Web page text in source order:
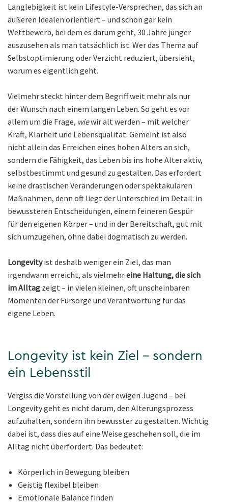
Langlebigkeit ist kein Lifestyle-Versprechen, das sich an
äußeren Idealen orientiert – und schon gar kein
Wettbewerb, bei dem es darum geht, 30 Jahre jünger
auszusehen als man tatsächlich ist. Wer das Thema auf
Selbstoptimierung oder Verzicht reduziert, übersieht,
worum es eigentlich geht.
Vielmehr steckt hinter dem Begriff weit mehr als nur
der Wunsch nach einem langen Leben. So geht es vor
allem um die Frage, wiewir alt werden – mit welcher
Kraft, Klarheit und Lebensqualität. Gemeint ist also
nicht allein das Erreichen eines hohen Alters an sich,
sondern die Fähigkeit, das Leben bis ins hohe Alter aktiv,
selbstbestimmt und gesund zu gestalten. Das erfordert
keine drastischen Veränderungen oder spektakulären
Maßnahmen, denn oft liegt der Unterschied im Detail: in
bewussteren Entscheidungen, einem feineren Gespür
für den eigenen Körper – und in der Bereitschaft, gut mit
sich umzugehen, ohne dabei dogmatisch zu werden.
Longevityist deshalb weniger ein Ziel, das man
irgendwann erreicht, als vielmehreine Haltung, die sich
im Alltag zeigt – in vielen kleinen, oft unscheinbaren
Momenten der Fürsorge und Verantwortung für das
eigene Leben.
Longevity ist kein Ziel – sondern
ein Lebensstil
Vergiss die Vorstellung von der ewigen Jugend – bei
Longevity geht es nicht darum, den Alterungsprozess
aufzuhalten, sondern ihn bewusster zu gestalten. Wichtig
dabei ist, dass dies auf eine Weise geschehen soll, die im
Alltag nicht überfordert. Das bedeutet:
Körperlich in Bewegung bleiben
Geistig flexibel bleiben
Emotionale Balance finden